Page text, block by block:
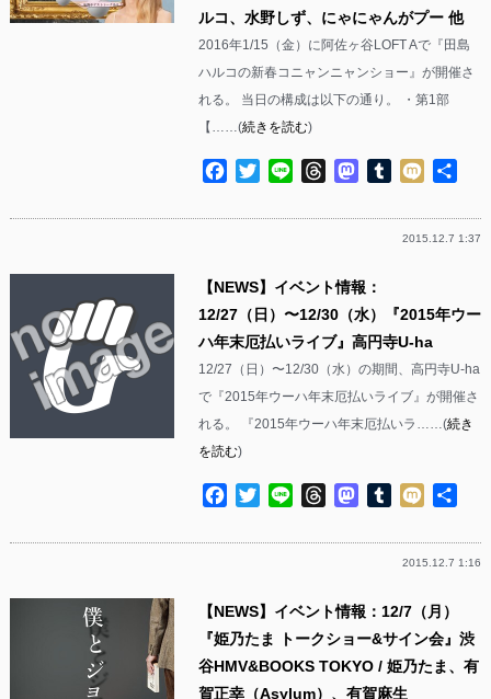
ルコ、水野しず、にゃにゃんがプー 他
2016年1/15（金）に阿佐ヶ谷LOFT Aで『田島
ハルコの新春コニャンニャンショー』が開催さ
れる。 当日の構成は以下の通り。 ・第1部
【……(続きを読む)
Facebook
TwitterLine ThreadsMastodon
Tumblr
Mixi
2015.12.7 1:37
【NEWS】イベント情報：
12/27（日）〜12/30（水）『2015年ウー
ハ年末厄払いライブ』高円寺U-ha
12/27（日）〜12/30（水）の期間、高円寺U-ha
で『2015年ウーハ年末厄払いライブ』が開催さ
れる。 『2015年ウーハ年末厄払いラ……(続き
を読む)
Facebook
TwitterLine ThreadsMastodon
Tumblr
Mixi
2015.12.7 1:16
【NEWS】イベント情報：12/7（月）
『姫乃たま トークショー&サイン会』渋
谷HMV&BOOKS TOKYO / 姫乃たま、有
賀正幸（Asylum）、有賀麻生